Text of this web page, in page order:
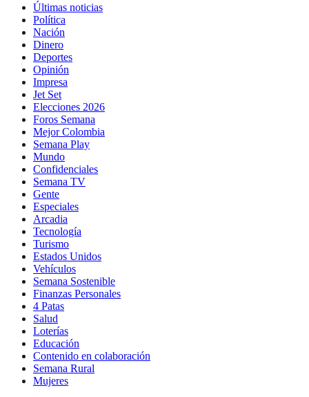
Últimas noticias
Política
Nación
Dinero
Deportes
Opinión
Impresa
Jet Set
Elecciones 2026
Foros Semana
Mejor Colombia
Semana Play
Mundo
Confidenciales
Semana TV
Gente
Especiales
Arcadia
Tecnología
Turismo
Estados Unidos
Vehículos
Semana Sostenible
Finanzas Personales
4 Patas
Salud
Loterías
Educación
Contenido en colaboración
Semana Rural
Mujeres